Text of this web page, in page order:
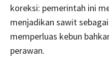
koreksi: pemerintah ini
menjadikan sawit
memperluas kebun
perawan.